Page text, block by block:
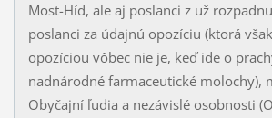
Most-Híd, ale aj poslanci z už
poslanci za údajnú opozíciu (ktorá
opozíciou vôbec nie je, keď ide o
nadnárodné farmaceutické molochy),
Obyčajní ľu­dia a nezávislé osobnosti